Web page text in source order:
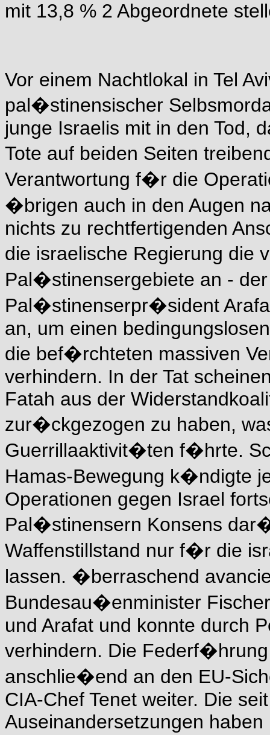
mit 13,8 % 2 Abgeordnete
Vor einem Nachtlokal in Tel
pal�stinensischer
junge Israelis mit in den Tod,
Tote auf beiden Seiten
Verantwortung f�r die
�brigen auch in den Augen
nichts zu rechtfertigenden
die israelische Regierung die
Pal�stinensergebiete an -
Pal�stinenserpr�sident
an, um einen
die bef�rchteten massiven
verhindern. In der Tat
Fatah aus der
zur�ckgezogen zu haben,
Guerrillaaktivit�ten f�hrte.
Hamas-Bewegung k�ndigte
Operationen gegen Israel
Pal�stinensern Konsens
Waffenstillstand nur f�r die
lassen. �berraschend
Bundesau�enminister
und Arafat und konnte durch
verhindern. Die
anschlie�end an den EU-
CIA-Chef Tenet weiter. Die
Auseinandersetzungen